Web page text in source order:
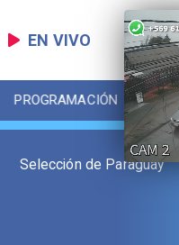
EN VIVO
PROGRAMACIÓN
Selección de Paraguay